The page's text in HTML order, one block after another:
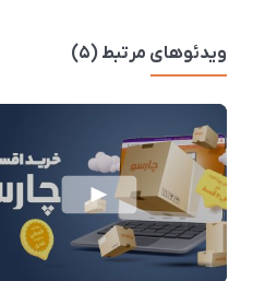
ویدئوهای مرتبط (5)